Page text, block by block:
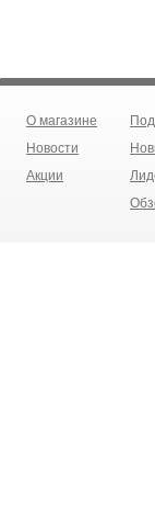
О магазине
Новости
Акции